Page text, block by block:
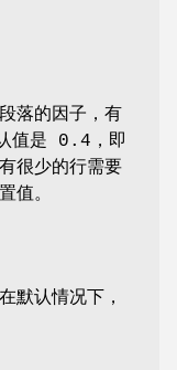
落的因子，有
值是 0.4，即
很少的行需要
值。
默认情况下，